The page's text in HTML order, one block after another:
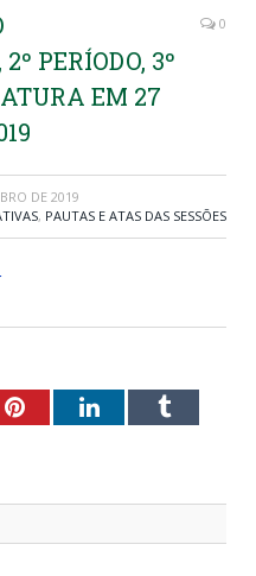
PERÍODO, 3º
EM 27
0
DE 2019
, PAUTAS E ATAS DAS SESSÕES
PinterestLinkedInTumblr